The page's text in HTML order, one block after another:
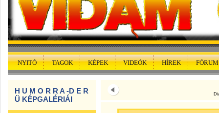
NYITÓ TAGOK KÉPEK VIDEÓK HÍREK FÓRUM
H U M O R R A -D E R
Ü KÉPGALÉRIÁI